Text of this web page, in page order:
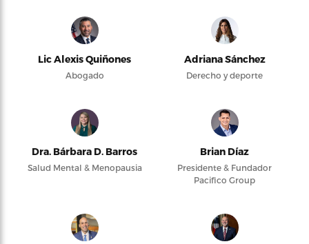
Lic Alexis Quiñones
Abogado
Adriana Sánchez
Derecho y deporte
Dra. Bárbara D. Barros
Salud Mental & Menopausia
Brian Díaz
Presidente & Fundador
Pacifico Group